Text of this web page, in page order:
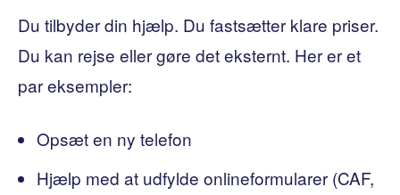
Du tilbyder din hjælp. Du fastsætter klare priser.
Du kan rejse eller gøre det eksternt. Her er et
par eksempler:
Opsæt en ny telefon
Hjælp med at udfylde onlineformularer (CAF,